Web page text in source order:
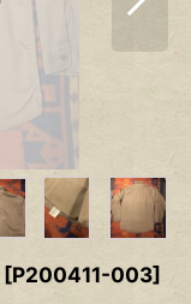
[P200411-003]